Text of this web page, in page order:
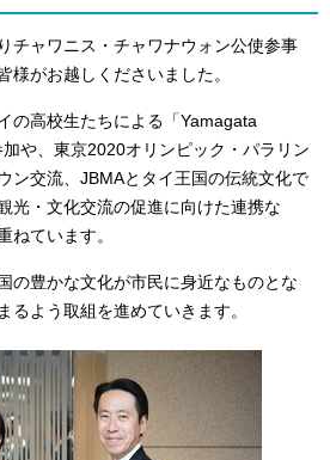
チャワニス・チャワナウォン公使参事
様がお越しくださいました。
の高校生たちによる「Yamagata
や、東京2020オリンピック・パラリン
ン交流、JBMAとタイ王国の伝統文化で
光・文化交流の促進に向けた連携な
ねています。
の豊かな文化が市民に身近なものとな
るよう取組を進めていきます。